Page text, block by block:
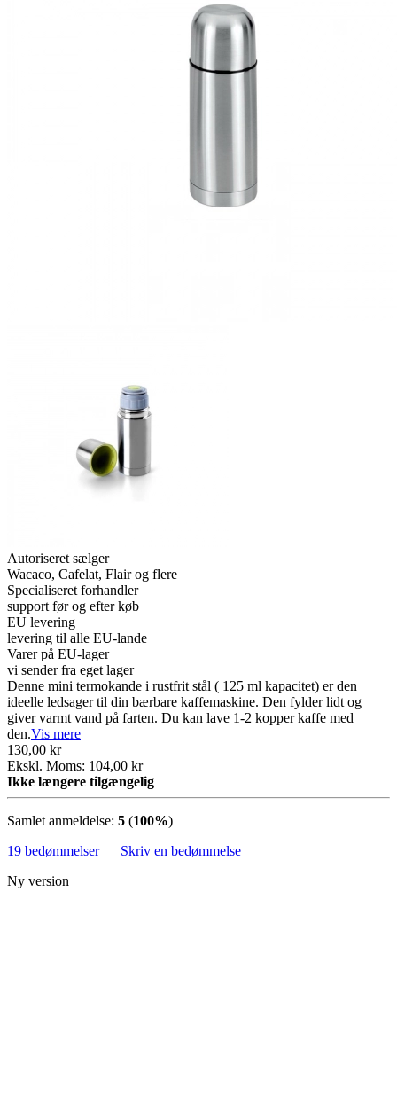
Autoriseret sælger
Wacaco, Cafelat, Flair og flere
Specialiseret forhandler
support før og efter køb
EU levering
levering til alle EU-lande
Varer på EU-lager
vi sender fra eget lager
Denne mini termokande i rustfrit stål ( 125 ml kapacitet) er den
ideelle ledsager til din bærbare kaffemaskine. Den fylder lidt og
giver varmt vand på farten. Du kan lave 1-2 kopper kaffe med
den.Vis mere
130,00 kr
Ekskl. Moms: 104,00 kr
Ikke længere tilgængelig
Samlet anmeldelse: 5 (100%)
19 bedømmelser
Skriv en bedømmelse
Ny version